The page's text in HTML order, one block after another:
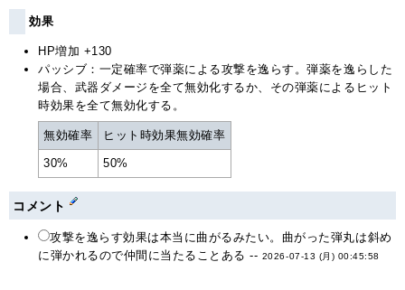
効果
HP増加 +130
パッシブ：一定確率で弾薬による攻撃を逸らす。弾薬を逸らした
場合、武器ダメージを全て無効化するか、その弾薬によるヒット
時効果を全て無効化する。
無効確率 ヒット時効果無効確率
30% 50%
コメント
攻撃を逸らす効果は本当に曲がるみたい。曲がった弾丸は斜め
に弾かれるので仲間に当たることある -- 2026-07-13 (月) 00:45:58